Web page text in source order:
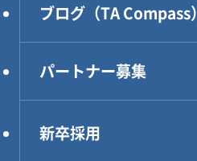
CAE解析・試験・評価
ブログ（TA Compass）
パートナー募集
新卒採用